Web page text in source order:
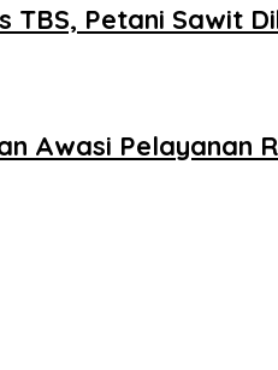
TBS, Petani Sawit
Awasi Pelayanan